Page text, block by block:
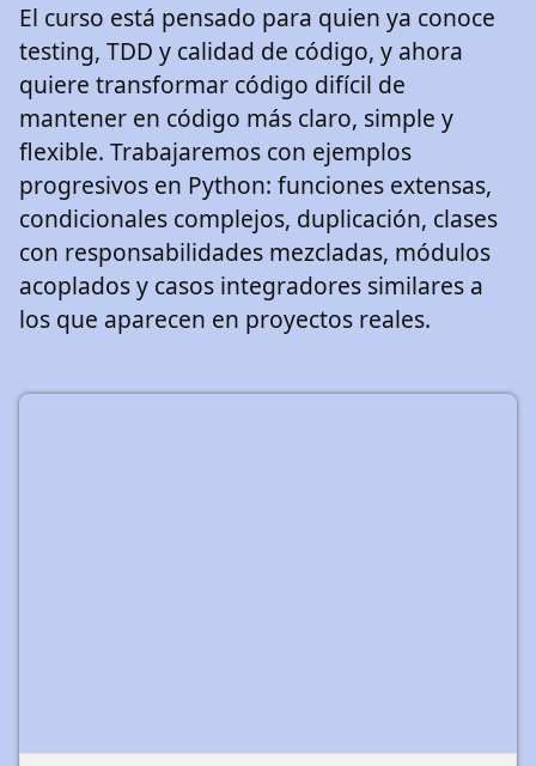
El curso está pensado para quien ya conoce
testing, TDD y calidad de código, y ahora
quiere transformar código difícil de
mantener en código más claro, simple y
flexible. Trabajaremos con ejemplos
progresivos en Python: funciones extensas,
condicionales complejos, duplicación, clases
con responsabilidades mezcladas, módulos
acoplados y casos integradores similares a
los que aparecen en proyectos reales.